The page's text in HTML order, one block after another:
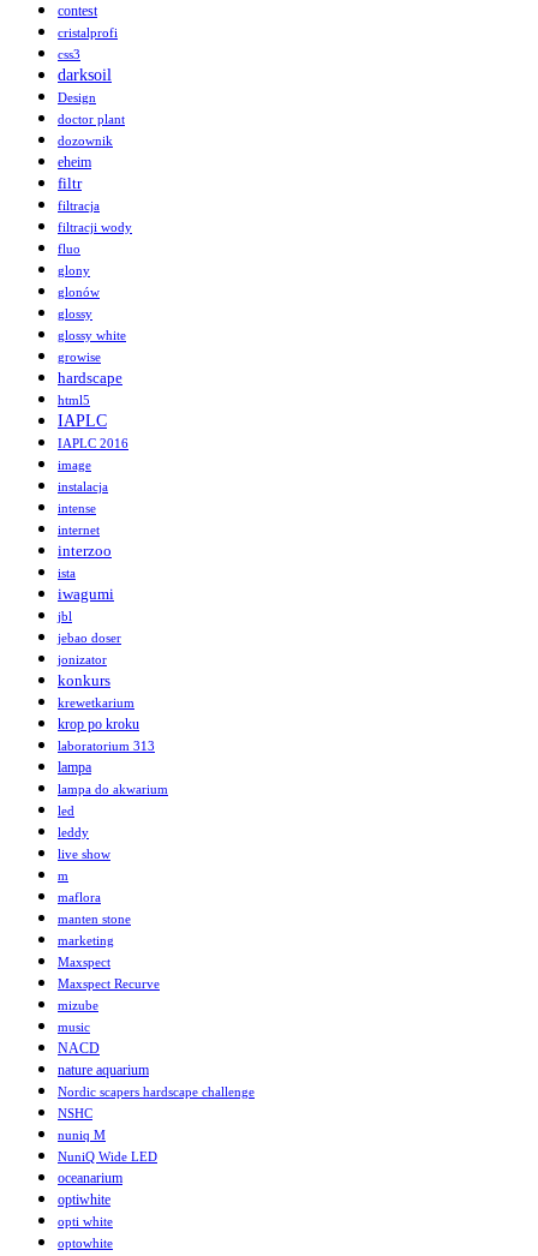
contest
cristalprofi
css3
darksoil
Design
doctor plant
dozownik
eheim
filtr
filtracja
filtracji wody
fluo
glony
glonów
glossy
glossy white
growise
hardscape
html5
IAPLC
IAPLC 2016
image
instalacja
intense
internet
interzoo
ista
iwagumi
jbl
jebao doser
jonizator
konkurs
krewetkarium
krop po kroku
laboratorium 313
lampa
lampa do akwarium
led
leddy
live show
m
maflora
manten stone
marketing
Maxspect
Maxspect Recurve
mizube
music
NACD
nature aquarium
Nordic scapers hardscape challenge
NSHC
nuniq M
NuniQ Wide LED
oceanarium
optiwhite
opti white
optowhite